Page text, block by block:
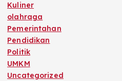
Kuliner
olahraga
Pemerintahan
Pendidikan
Politik
UMKM
Uncategorized